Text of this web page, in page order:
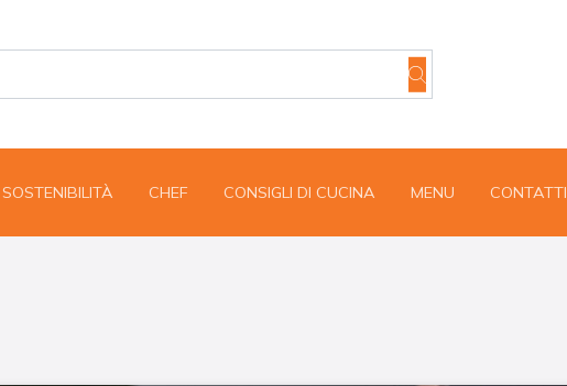
SOSTENIBILITÀ CHEF CONSIGLI DI CUCINA MENU CONTATTI